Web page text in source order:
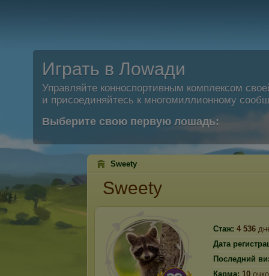
Играть в Лоwади
Управляйте конноспортивным комплексом
и присоединяйтесь к многомиллионному
Выберите свою первую лошадь:
Sweety
Sweety
Стаж: 4 536
Дата
Последний
Карма: 10